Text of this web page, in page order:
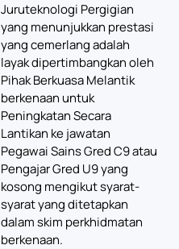
Juruteknologi Pergigian
yang menunjukkan prestasi
yang cemerlang adalah
layak dipertimbangkan oleh
Pihak Berkuasa Melantik
berkenaan untuk
Peningkatan Secara
Lantikan ke jawatan
Pegawai Sains Gred C9 atau
Pengajar Gred U9 yang
kosong mengikut syarat-
syarat yang ditetapkan
dalam skim perkhidmatan
berkenaan.